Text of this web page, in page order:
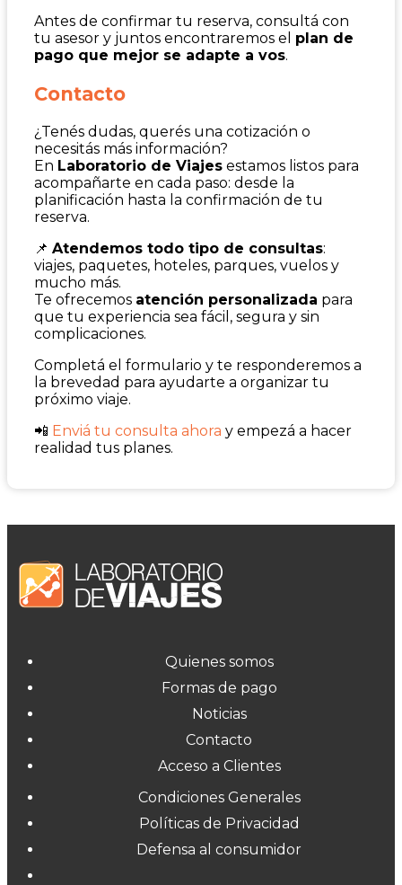
Antes de confirmar tu reserva, consultá con
tu asesor y juntos encontraremos el plan de
pago que mejor se adapte a vos.
Contacto
¿Tenés dudas, querés una cotización o
necesitás más información?
En Laboratorio de Viajes estamos listos para
acompañarte en cada paso: desde la
planificación hasta la confirmación de tu
reserva.
📌 Atendemos todo tipo de consultas:
viajes, paquetes, hoteles, parques, vuelos y
mucho más.
Te ofrecemos atención personalizada para
que tu experiencia sea fácil, segura y sin
complicaciones.
Completá el formulario y te responderemos a
la brevedad para ayudarte a organizar tu
próximo viaje.
📲 Enviá tu consulta ahora y empezá a hacer
realidad tus planes.
Quienes somos
Formas de pago
Noticias
Contacto
Acceso a Clientes
Condiciones Generales
Políticas de Privacidad
Defensa al consumidor